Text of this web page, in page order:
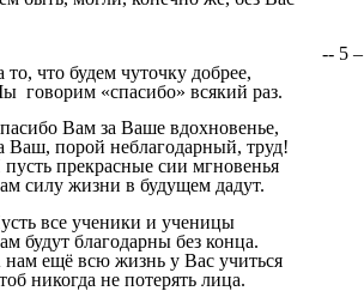
5 –
то, что будем чуточку добрее,
говорим «спасибо» всякий раз.
Вам за Ваше вдохновенье,
Ваш, порой неблагодарный, труд!
прекрасные сии мгновенья
силу жизни в будущем дадут.
все ученики и ученицы
будут благодарны без конца.
ещё всю жизнь у Вас учиться
никогда не потерять лица.